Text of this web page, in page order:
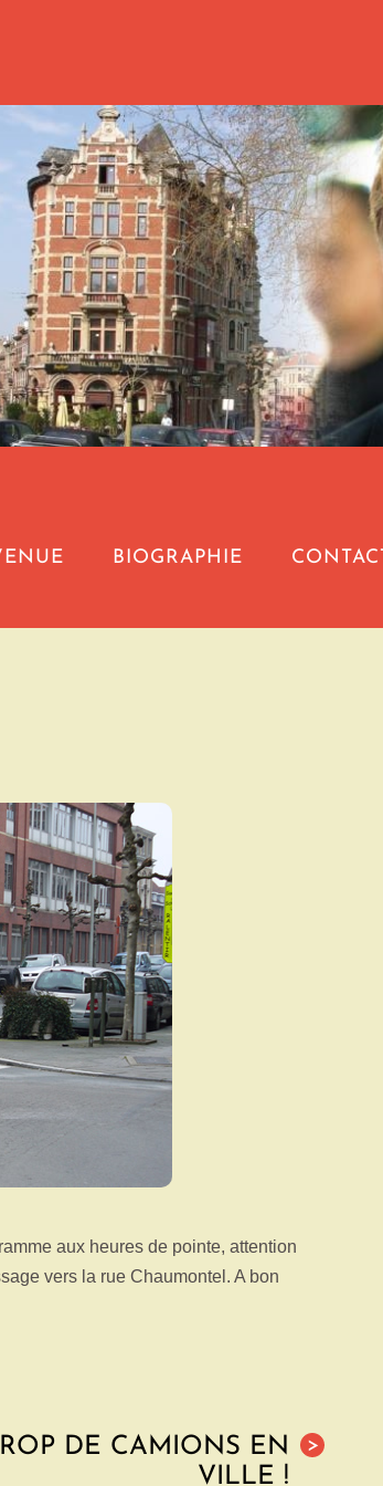
BIOGRAPHIE CONTACT
aux heures de pointe, attention
vers la rue Chaumontel. A bon
>
DE CAMIONS EN
VILLE !